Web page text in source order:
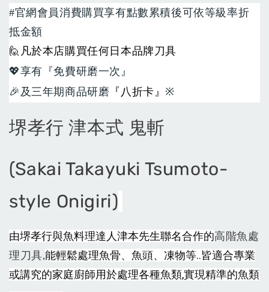
加購享20%優惠-買主廚牛刀加購彩圖壓克力鞘
〔興隆刀剪行〕X公
刀240用 彩圖壓克
力:黑/白
NT$ 1,200
- +
刀210用 彩圖壓克
力:黑/白
NT$ 1,040
#官網會員消費購買享有點數累積後可依等級率折
抵金額
🙋 凡於本店購買任何日本品牌刀具
💖享有『免費研磨一次』
🎉 及三年期商品研磨 『八折卡』 ※
堺孝行 津本式 鬼斬
(Sakai Takayuki Tsumoto-
style Onigiri)
由堺孝行與魚料理達人津本先生聯名合作的高階魚處
理刀具,能輕鬆處理魚骨、魚頭、凍物等..皆適合專業
或講究的家庭廚師用於處理各種魚類,實現精準的魚類